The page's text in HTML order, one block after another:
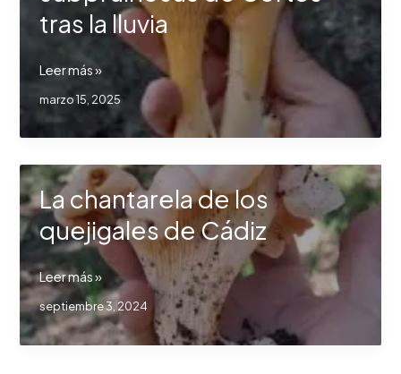
las
de
Cádiz
tras la lluvia
La
Cantharellus
subpruinosus
tras
la
lluvia
Leer más »
marzo 15, 2025
La chantarela de los
quejigales de Cádiz
La
chantarela
de
los
Leer más »
septiembre 3, 2024